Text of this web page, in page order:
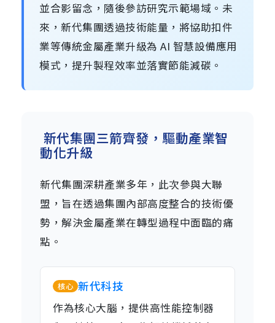
並合影留念，隨後參訪研究示範場域。未
來，新代集團透過技術能量，將協助扣件
業等傳統金屬產業升級為 AI 智慧設備應用
模式，提升製程效率並落實節能減碳。
新代集團三箭齊發，驅動產業智
動化升級
新代集團深耕產業多年，此次參與大聯
盟，旨在透過集團內部高度整合的技術優
勢，解決金屬產業在轉型過程中面臨的痛
點。
核心 新代科技
作為核心大腦，提供高性能控制器